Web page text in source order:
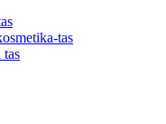
tas
tas